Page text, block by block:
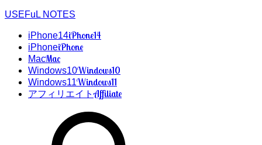
USEFuL NOTES
iPhone14iPhone14
iPhoneiPhone
MacMac
Windows10Windows10
Windows11Windows11
アフィリエイトAffiliate